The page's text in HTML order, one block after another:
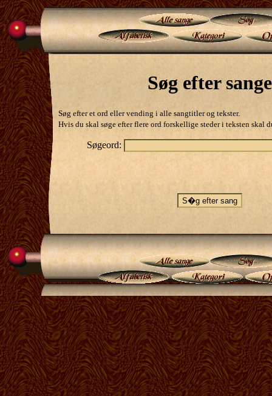
Søg efter sange
Søg efter et ord eller vending i alle sangtitler og tekster.
Hvis du skal søge efter flere ord forskellige steder i teksten skal
Søgeord: